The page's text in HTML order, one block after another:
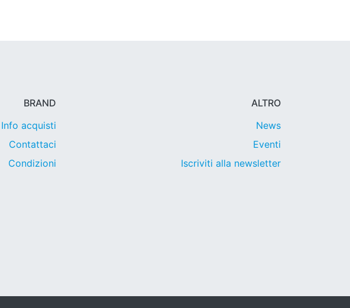
BRAND
Info acquisti
Contattaci
Condizioni
ALTRO
News
Eventi
Iscriviti alla newsletter